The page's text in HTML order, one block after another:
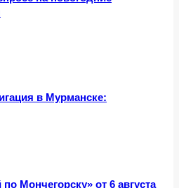
в Мурманске:
Мончегорску» от 6 августа